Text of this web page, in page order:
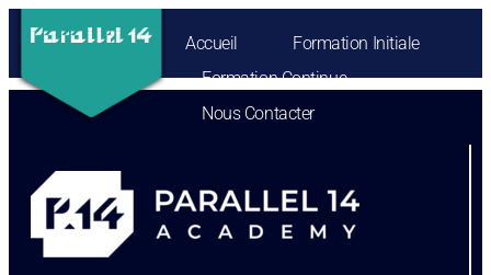
Accueil
Formation Initiale
Formation Continue
Nous Contacter